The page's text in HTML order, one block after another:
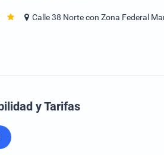
Calle 38 Norte con Zona Federal
y Tarifas